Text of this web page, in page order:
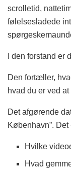
scrolletid,
følelsesladede
I den forstand er
Den fortæller,
hvad du er ved at
Det afgørende
København”. Det
Hvilke
Hvad